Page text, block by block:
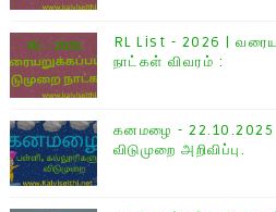
RL List - 2026 |
நாட்கள் விவரம் :
கனமழை - 22.10.2025
விடுமுறை அறிவிப்பு.